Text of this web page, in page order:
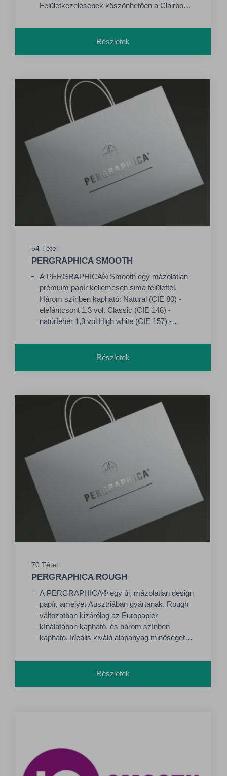
Felületkezelésének köszönhetően a Clairbook
tintasugaras nyomtatásra. Kiváló eredmények
születtek a HP Indigo gépeken való
egyenletes felületűek, mivel 20-30% CTMP-
tartalommal készülnek, és a vastagság
érdekében több töltőanyagot tartalmaznak.)
Jelenlegi, a bécsi központi raktárból rendelhető
választék: 80, 90, 100, 120, 150, 240, 300
Részletek
54 Tétel
PERGRAPHICA SMOOTH
A PERGRAPHICA® Smooth egy mázolatlan
prémium papír kellemesen sima felülettel.
Három színben kapható: Natural (CIE 80) -
elefántcsont 1,3 vol. Classic (CIE 148) -
natúrfehér 1,3 vol High white (CIE 157) -
magas minőségű nyomtatási projektekhez.
Részletek
70 Tétel
PERGRAPHICA ROUGH
A PERGRAPHICA® egy új, mázolatlan design
papír, amelyet Ausztriában gyártanak. Rough
változatban kizárólag az Europapier
kínálatában kapható, és három színben
kapható. Ideális kiváló alapanyag minőséget
PERGRAPHICA® High-White Rough speciális
felületkezeléssel rendelkezik, amely a
Részletek